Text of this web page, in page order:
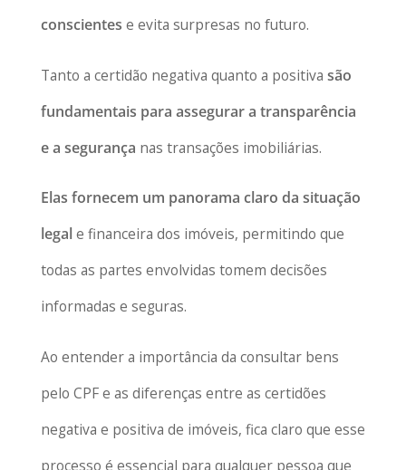
conscientes e evita surpresas no futuro.
Tanto a certidão negativa quanto a positiva são
fundamentais para assegurar a transparência
e a segurança nas transações imobiliárias.
Elas fornecem um panorama claro da situação
legale financeira dos imóveis, permitindo que
todas as partes envolvidas tomem decisões
informadas e seguras.
Ao entender a importância da consultar bens
pelo CPF e as diferenças entre as certidões
negativa e positiva de imóveis, fica claro que esse
processo é essencial para qualquer pessoa que